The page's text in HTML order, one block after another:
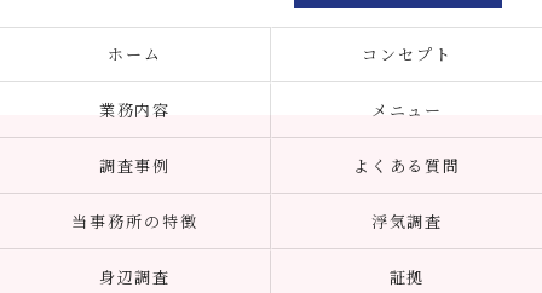
ホーム コンセプト
業務内容 メニュー
調査事例 よくある質問
当事務所の特徴 浮気調査
身辺調査 証拠